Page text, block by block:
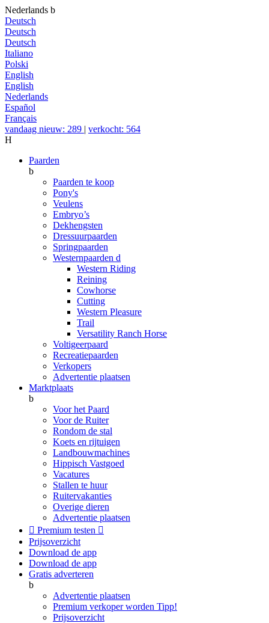
Nederlands b
Deutsch
Deutsch
Deutsch
Italiano
Polski
English
English
Nederlands
Español
Français
vandaag nieuw: 289 | verkocht: 564
H
Paarden
b
Paarden te koop
Pony's
Veulens
Embryo’s
Dekhengsten
Dressuurpaarden
Springpaarden
Westernpaarden d
Western Riding
Reining
Cowhorse
Cutting
Western Pleasure
Trail
Versatility Ranch Horse
Voltigeerpaard
Recreatiepaarden
Verkopers
Advertentie plaatsen
Marktplaats
b
Voor het Paard
Voor de Ruiter
Rondom de stal
Koets en rijtuigen
Landbouwmachines
Hippisch Vastgoed
Vacatures
Stallen te huur
Ruitervakanties
Overige dieren
Advertentie plaatsen
 Premium testen 
Prijsoverzicht
Download de app
Download de app
Gratis adverteren
b
Advertentie plaatsen
Premium verkoper worden Tipp!
Prijsoverzicht